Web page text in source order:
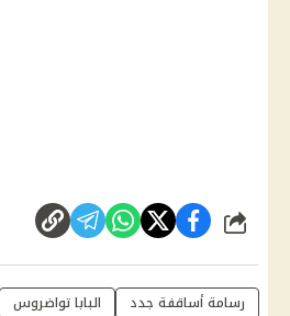
شارك
رسامة أساقفة جدد البابا تواضروس